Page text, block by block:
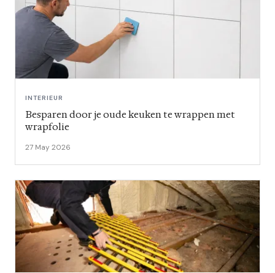
INTERIEUR
Besparen door je oude keuken te wrappen met
wrapfolie
27 May 2026